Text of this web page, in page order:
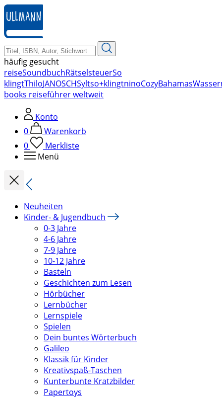
zum
Hauptinhalt
springen
häufig gesucht
reiseSoundbuchRätselsteuerSo
klingtThiloJANOSCHSyltso+klingtninoCozyBahamas
books reiseführer weltweit
Konto
0
Warenkorb
0
Merkliste
Menü
Neuheiten
Kinder- & Jugendbuch
0-3 Jahre
4-6 Jahre
7-9 Jahre
10-12 Jahre
Basteln
Geschichten zum Lesen
Hörbücher
Lernbücher
Lernspiele
Spielen
Dein buntes Wörterbuch
Galileo
Klassik für Kinder
Kreativspaß-Taschen
Kunterbunte Kratzbilder
Papertoys